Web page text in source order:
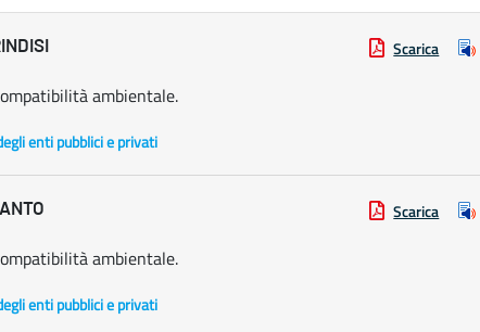
Scarica
ambientale.
enti pubblici e privati
Scarica
ambientale.
enti pubblici e privati